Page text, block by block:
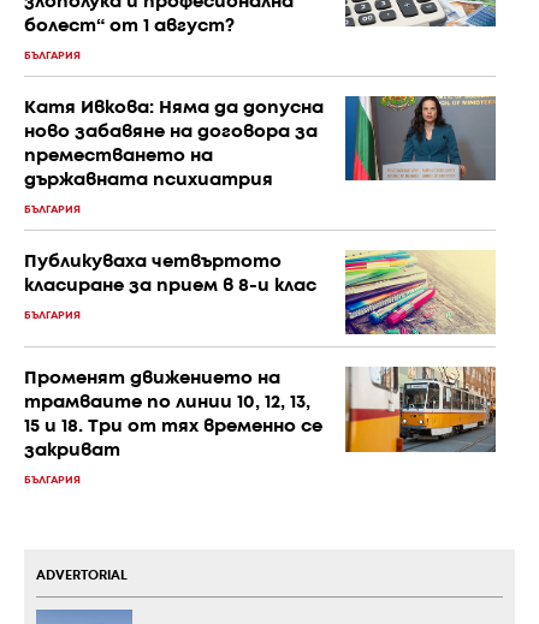
болест“ от 1 август?
БЪЛГАРИЯ
Катя Ивкова: Няма да допусна
ново забавяне на договора за
преместването на
държавната психиатрия
БЪЛГАРИЯ
Публикуваха четвъртото
класиране за прием в 8-и клас
БЪЛГАРИЯ
Променят движението на
трамваите по линии 10, 12, 13,
15 и 18. Три от тях временно се
закриват
БЪЛГАРИЯ
ADVERTORIAL